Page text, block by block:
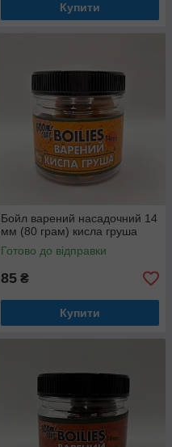
Купити
Бойл варений насадочний 14
мм (80 грам) кисла груша
Готово до відправки
85 ₴
Купити